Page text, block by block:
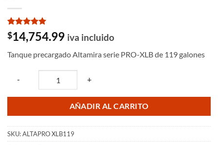
Valorado
con5de 5
3
valoraciones
$14,754.99 iva incluido
Tanque precargado Altamira serie PRO-XLB de 119 galones
- +
AÑADIR AL CARRITO
SKU:ALTAPRO XLB119